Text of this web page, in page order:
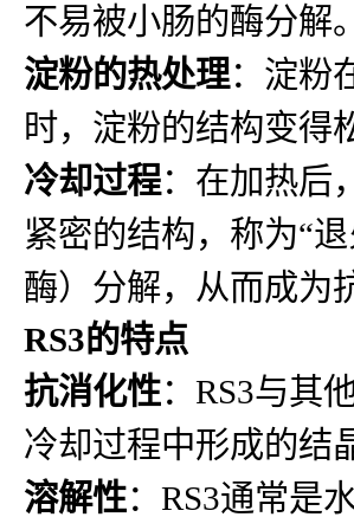
不易被小肠的酶分解
淀粉的热处理：淀粉
时，淀粉的结构变得
冷却过程：在加热后
紧密的结构，称为“
酶）分解，从而成为
RS3的特点
抗消化性：RS3与其
冷却过程中形成的结
溶解性：RS3通常是